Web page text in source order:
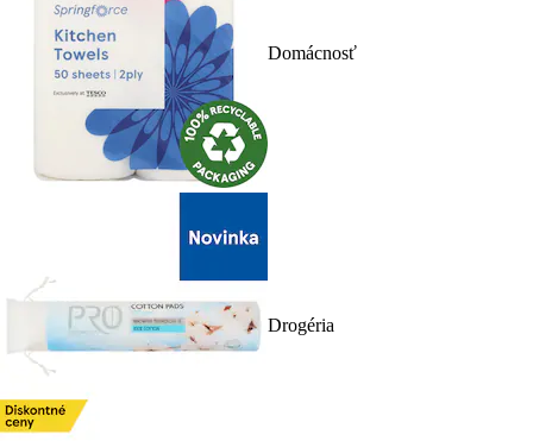
Domácnosť
Drogéria